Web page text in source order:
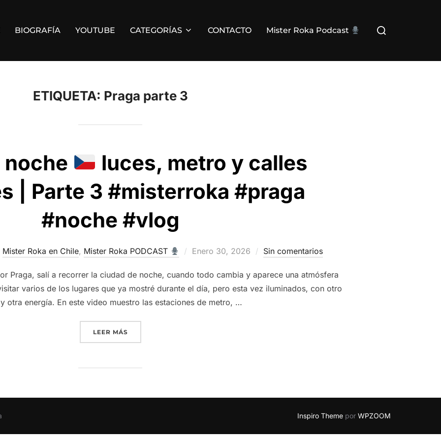
BIOGRAFÍA YOUTUBE CATEGORÍAS CONTACTO Mister Roka Podcast
Buscar:
ETIQUETA: Praga parte 3
noche
luces, metro y calles
| Parte 3 #misterroka #praga
#noche #vlog
Mister Roka en Chile, Mister Roka PODCAST
Publicado
Enero 30, 2026 Sin comentarios
Praga, salí a recorrer la ciudad de noche, cuando todo cambia y aparece una atmósfera
varios de los lugares que ya mostré durante el día, pero esta vez iluminados, con otro
otra energía. En este video muestro las estaciones de metro, …
LEER MÁS“PRAGA DE NOCHE
Inspiro Theme por WPZOOM